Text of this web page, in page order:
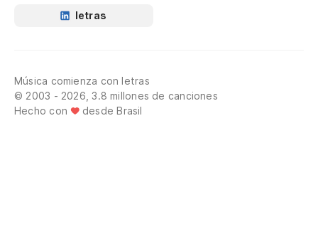
letras
Música comienza con letras
© 2003 - 2026, 3.8 millones de canciones
Hecho con
desde Brasil